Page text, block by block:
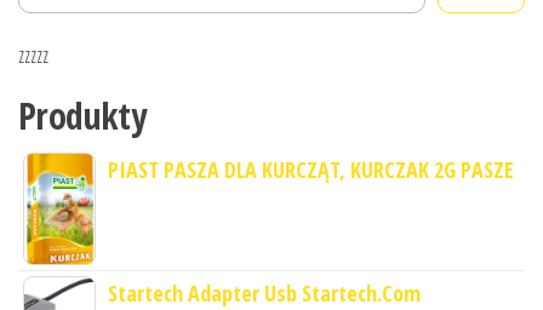
zzzzz
Produkty
PIAST PASZA DLA KURCZĄT, KURCZAK 2G PASZE
Startech Adapter Usb Startech.Com